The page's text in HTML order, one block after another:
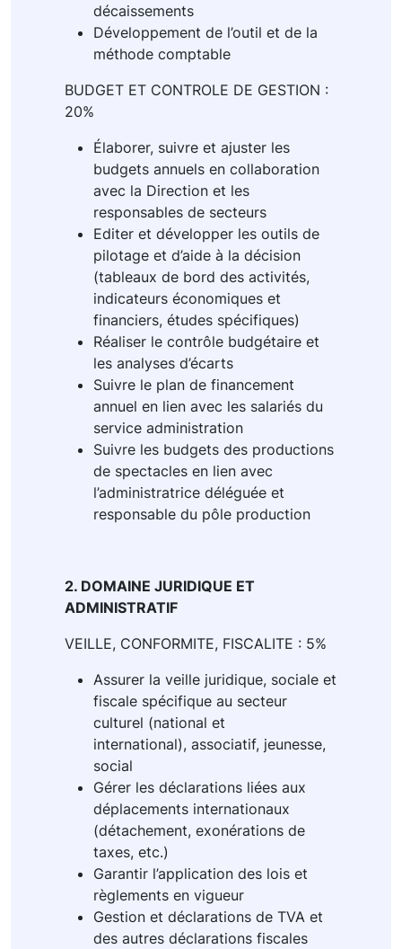
décaissements
Développement de l’outil et de la
méthode comptable
BUDGET ET CONTROLE DE GESTION :
20%
Élaborer, suivre et ajuster les
budgets annuels en collaboration
avec la Direction et les
responsables de secteurs
Editer et développer les outils de
pilotage et d’aide à la décision
(tableaux de bord des activités,
indicateurs économiques et
financiers, études spécifiques)
Réaliser le contrôle budgétaire et
les analyses d’écarts
Suivre le plan de financement
annuel en lien avec les salariés du
service administration
Suivre les budgets des productions
de spectacles en lien avec
l’administratrice déléguée et
responsable du pôle production
2. DOMAINE JURIDIQUE ET
ADMINISTRATIF
VEILLE, CONFORMITE, FISCALITE : 5%
Assurer la veille juridique, sociale et
fiscale spécifique au secteur
culturel (national et
international), associatif, jeunesse,
social
Gérer les déclarations liées aux
déplacements internationaux
(détachement, exonérations de
taxes, etc.)
Garantir l’application des lois et
règlements en vigueur
Gestion et déclarations de TVA et
des autres déclarations fiscales